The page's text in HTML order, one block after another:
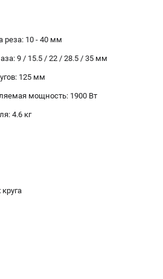
АКСЕССУАРЫ
(САНКТ-ПЕТЕРБУРГ)
407-39-48
колл-центра:
с 10:00 до 16:00
14 | +7 (8112) 59-10-67
реза: 10 - 40 мм
9 / 15.5 / 22 / 28.5 / 35 мм
125 мм
мощность: 1900 Вт
4.6 кг